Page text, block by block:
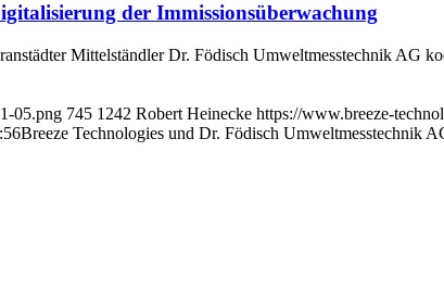
der Immissionsüberwachung
Mittelständler Dr. Födisch Umweltmesstechnik AG
05.png 745 1242 Robert Heinecke https://www.breeze-
Breeze Technologies und Dr. Födisch Umweltmesstechnik